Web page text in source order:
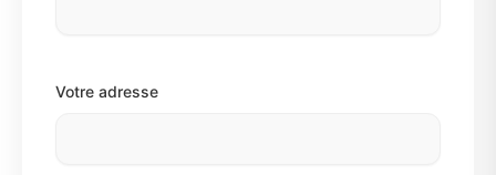
Votre adresse